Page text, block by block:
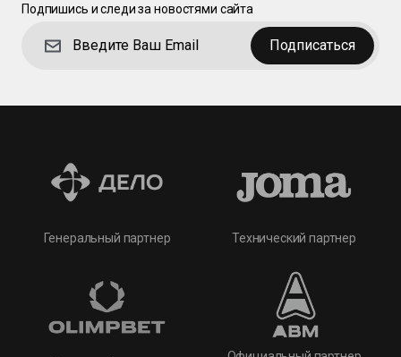
Подпишись и следи за новостями сайта
Подписаться
Генеральный партнер Технический партнер